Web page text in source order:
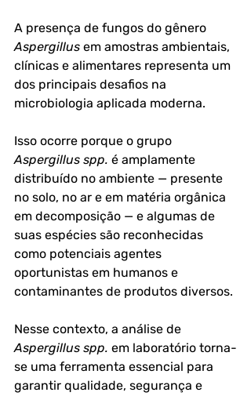
A presença de fungos do gênero
Aspergillus em amostras ambientais,
clínicas e alimentares representa um
dos principais desafios na
microbiologia aplicada moderna.
Isso ocorre porque o grupo
Aspergillus spp. é amplamente
distribuído no ambiente — presente
no solo, no ar e em matéria orgânica
em decomposição — e algumas de
suas espécies são reconhecidas
como potenciais agentes
oportunistas em humanos e
contaminantes de produtos diversos.
Nesse contexto, a análise de
Aspergillus spp. em laboratório torna-
se uma ferramenta essencial para
garantir qualidade, segurança e